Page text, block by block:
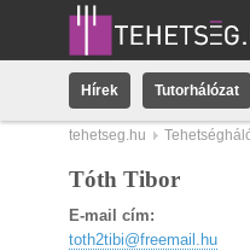
Hírek Tutorhálózat
tehetseg.hu
Tóth Tibor
E-mail cím:
toth2tibi@freemail.hu